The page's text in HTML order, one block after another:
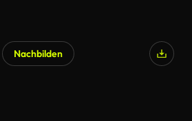
Nachbilden